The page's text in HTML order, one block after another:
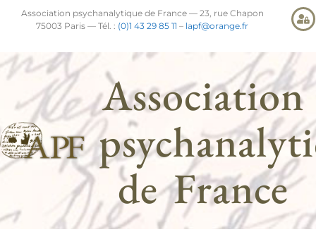
Association psychanalytique de France — 23, rue Chapon
75003 Paris — Tél. : (0)1 43 29 85 11 – lapf@orange.fr
Association
de France